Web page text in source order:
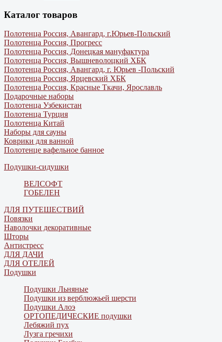
Каталог товаров
Полотенца Россия, Авангард, г.Юрьев-Польский
Полотенца Россия, Прогресс
Полотенца Россия, Донецкая мануфактура
Полотенца Россия, Вышневолоцкий ХБК
Полотенца Россия, Авангард, г. Юрьев -Польский
Полотенца Россия, Ярцевский ХБК
Полотенца Россия, Красные Ткачи, Ярославль
Подарочные наборы
Полотенца Узбекистан
Полотенца Турция
Полотенца Китай
Наборы для сауны
Коврики для ванной
Полотенце вафельное банное
Подушки-сидушки
ВЕЛСОФТ
ГОБЕЛЕН
ДЛЯ ПУТЕШЕСТВИЙ
Повязки
Наволочки декоративные
Шторы
Антистресс
ДЛЯ ДАЧИ
ДЛЯ ОТЕЛЕЙ
Подушки
Подушки Льняные
Подушки из верблюжьей шерсти
Подушки Алоэ
ОРТОПЕДИЧЕСКИЕ подушки
Лебяжий пух
Лузга гречихи